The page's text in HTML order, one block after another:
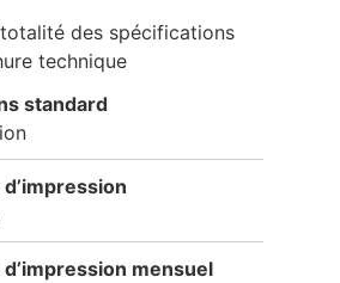
des spécifications
technique
standard
mensuel